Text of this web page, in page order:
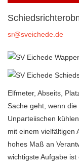
sr@sveichede.de
Elfmeter, Abseits,
Sache geht, wenn
Unparteiischen
mit einem vielfältigen
hohes Maß an
wichtigste Aufgabe